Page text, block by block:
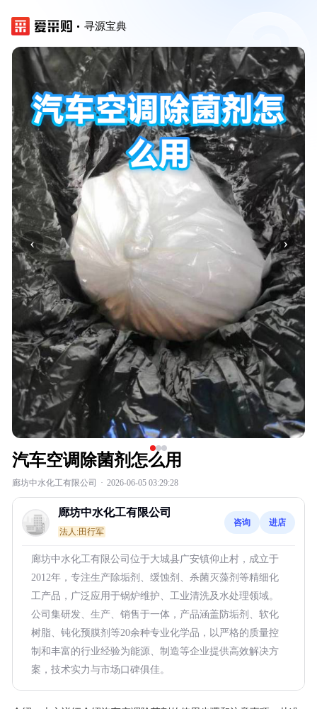
寻源宝典
‹ ›
汽车空调除菌剂怎么用
廊坊中水化工有限公司 · 2026-06-05 03:29:28
廊坊中水化工有限公司
法人:田行军
咨询 进店
廊坊中水化工有限公司位于大城县广安镇仰止村，成立于
2012年，专注生产除垢剂、缓蚀剂、杀菌灭藻剂等精细化
工产品，广泛应用于锅炉维护、工业清洗及水处理领域。
公司集研发、生产、销售于一体，产品涵盖防垢剂、软化
树脂、钝化预膜剂等20余种专业化学品，以严格的质量控
制和丰富的行业经验为能源、制造等企业提供高效解决方
案，技术实力与市场口碑俱佳。